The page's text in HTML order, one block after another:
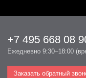
+7 495 668 08
Ежедневно 9:30–18:00
Заказать обратный